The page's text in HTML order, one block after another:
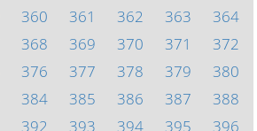
360 361 362 363
364
368 369 370 371
372
376 377 378 379
380
384 385 386 387
388
392 393 394 395 396